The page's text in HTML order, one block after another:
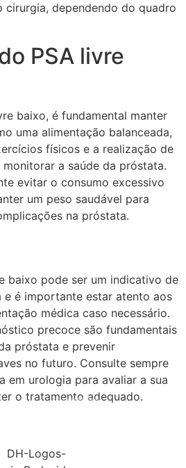
cirurgia, dependendo do quadro
PSA livre
baixo, é fundamental manter
uma alimentação balanceada,
físicos e a realização de
a saúde da próstata.
evitar o consumo excessivo
um peso saudável para
na próstata.
baixo pode ser um indicativo de
e é importante estar atento aos
médica caso necessário.
precoce são fundamentais
próstata e prevenir
no futuro. Consulte sempre
em urologia para avaliar a sua
o tratamento adequado.